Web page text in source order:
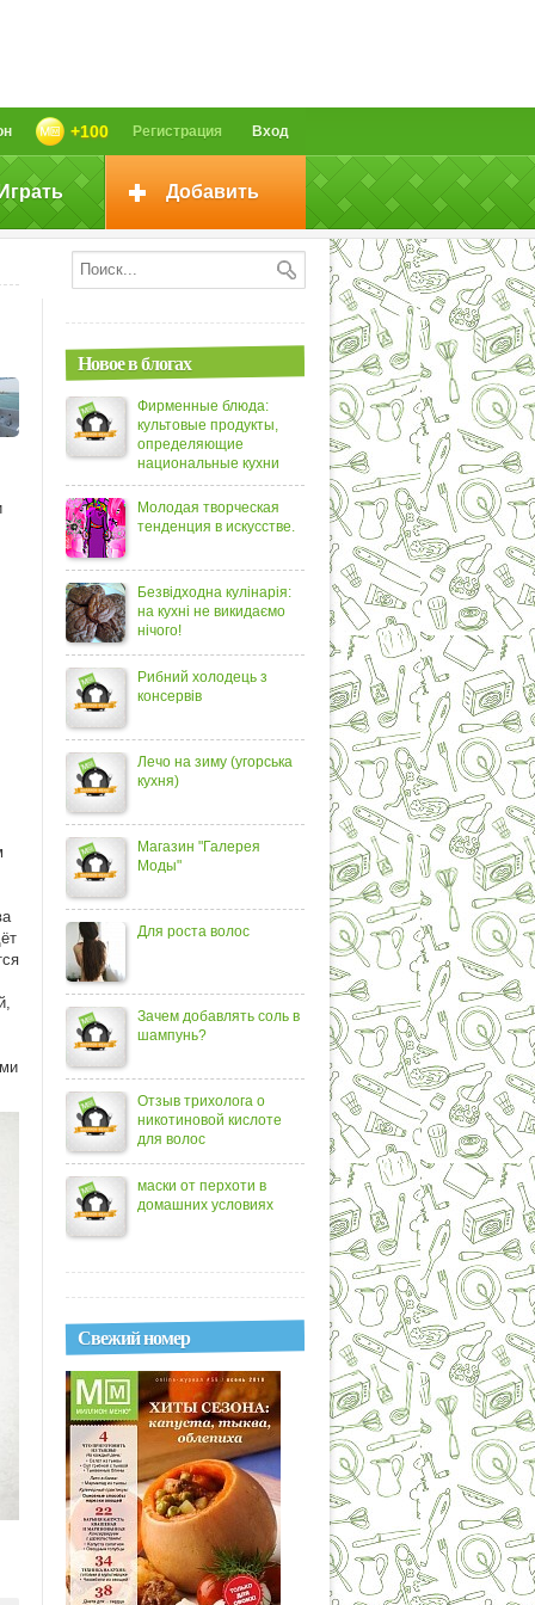
Вход
Регистрация
+100
Добавить
Новое в блогах
Фирменные блюда:
культовые продукты,
определяющие
национальные кухни
Молодая творческая
тенденция в искусстве.
Безвідходна кулінарія:
на кухні не викидаємо
нічого!
Рибний холодець з
консервів
Лечо на зиму (угорська
кухня)
Магазин "Галерея
Моды"
Для роста волос
Зачем добавлять соль в
шампунь?
Отзыв трихолога о
никотиновой кислоте
для волос
маски от перхоти в
домашних условиях
Свежий номер